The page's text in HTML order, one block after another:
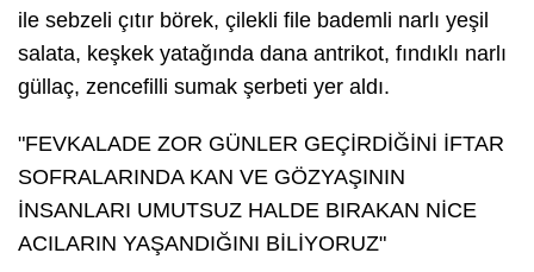
ile sebzeli çıtır börek, çilekli file bademli narlı yeşil
salata, keşkek yatağında dana antrikot, fındıklı narlı
güllaç, zencefilli sumak şerbeti yer aldı.
"FEVKALADE ZOR GÜNLER GEÇİRDİĞİNİ İFTAR
SOFRALARINDA KAN VE GÖZYAŞININ
İNSANLARI UMUTSUZ HALDE BIRAKAN NİCE
ACILARIN YAŞANDIĞINI BİLİYORUZ"